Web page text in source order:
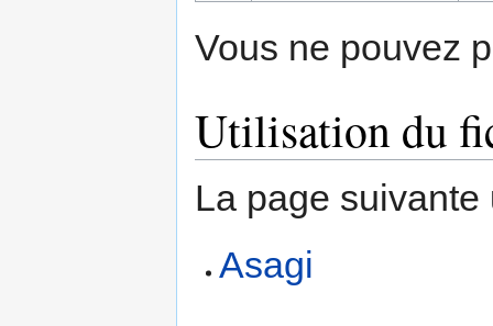
Vous ne pouvez
Utilisation du
La page
Asagi